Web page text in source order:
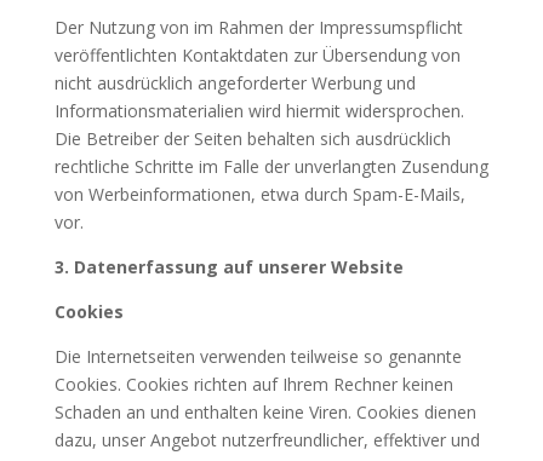
Der Nutzung von im Rahmen der Impressumspflicht
veröffentlichten Kontaktdaten zur Übersendung von
nicht ausdrücklich angeforderter Werbung und
Informationsmaterialien wird hiermit widersprochen.
Die Betreiber der Seiten behalten sich ausdrücklich
rechtliche Schritte im Falle der unverlangten Zusendung
von Werbeinformationen, etwa durch Spam-E-Mails,
vor.
3. Datenerfassung auf unserer Website
Cookies
Die Internetseiten verwenden teilweise so genannte
Cookies. Cookies richten auf Ihrem Rechner keinen
Schaden an und enthalten keine Viren. Cookies dienen
dazu, unser Angebot nutzerfreundlicher, effektiver und